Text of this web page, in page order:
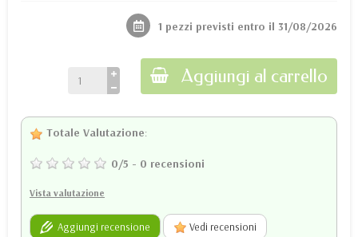
1 pezzi previsti entro il 31/08/2026
Aggiungi al carrello
Totale Valutazione:
0/5 - 0 recensioni
Vista valutazione
Aggiungi recensione Vedi recensioni